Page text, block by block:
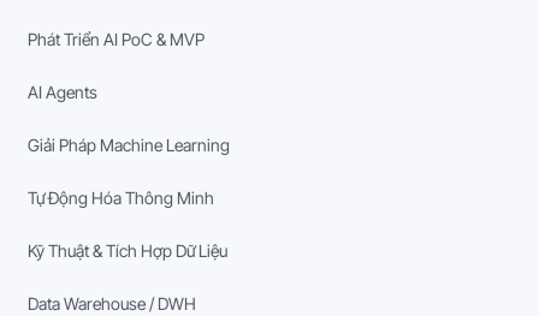
Phát Triển AI PoC & MVP
AI Agents
Giải Pháp Machine Learning
Tự Động Hóa Thông Minh
Kỹ Thuật & Tích Hợp Dữ Liệu
Data Warehouse / DWH